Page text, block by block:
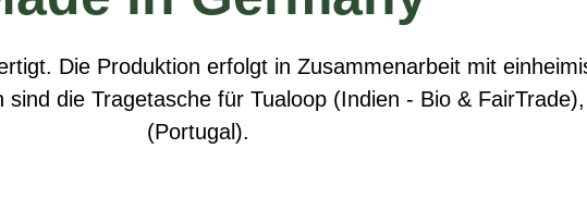
Die Produktion erfolgt in Zusammenarbeit mit
die Tragetasche für Tualoop (Indien - Bio &
(Portugal).